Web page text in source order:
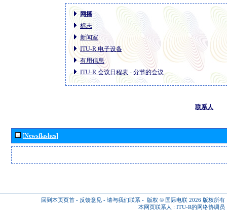
网播
标志
新闻室
ITU-R 电子设备
有用信息
ITU-R 会议日程表 - 分节的会议
联系人
[Newsflashes]
回到本页页首 - 反馈意见 - 请与我们联系 - 版权 © 国际电联 2026 版权所有
本网页联系人 : ITU-R的网络协调员